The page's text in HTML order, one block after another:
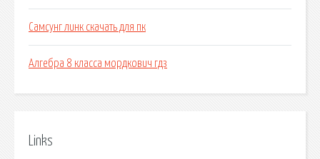
Самсунг линк скачать для пк
Алгебра 8 класса мордкович гдз
Links